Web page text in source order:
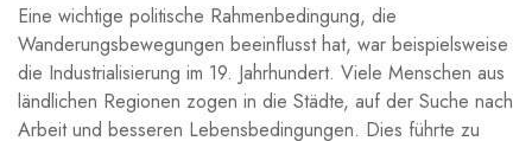
Eine wichtige politische Rahmenbedingung, die
Wanderungsbewegungen⁢ beeinflusst hat, ​war beispielsweise
die‍ Industrialisierung im ⁤19. Jahrhundert. Viele ⁢Menschen aus‌
ländlichen Regionen zogen in ‌die Städte, auf der Suche ​nach
Arbeit‌ und besseren Lebensbedingungen. Dies‍ führte​ zu